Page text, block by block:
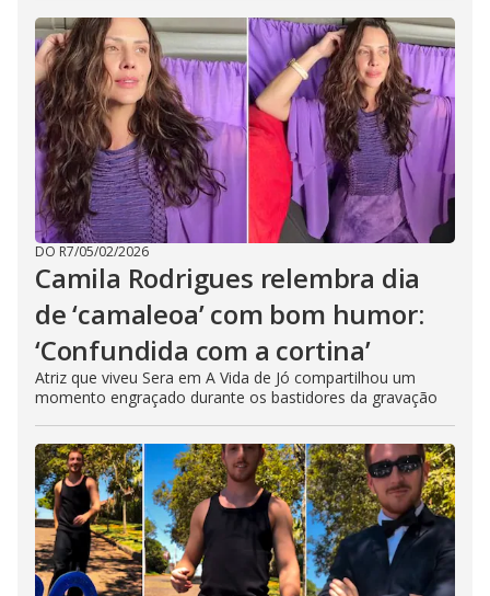
DO R7/05/02/2026
Camila Rodrigues relembra dia
de ‘camaleoa’ com bom humor:
‘Confundida com a cortina’
Atriz que viveu Sera em A Vida de Jó compartilhou um
momento engraçado durante os bastidores da gravação